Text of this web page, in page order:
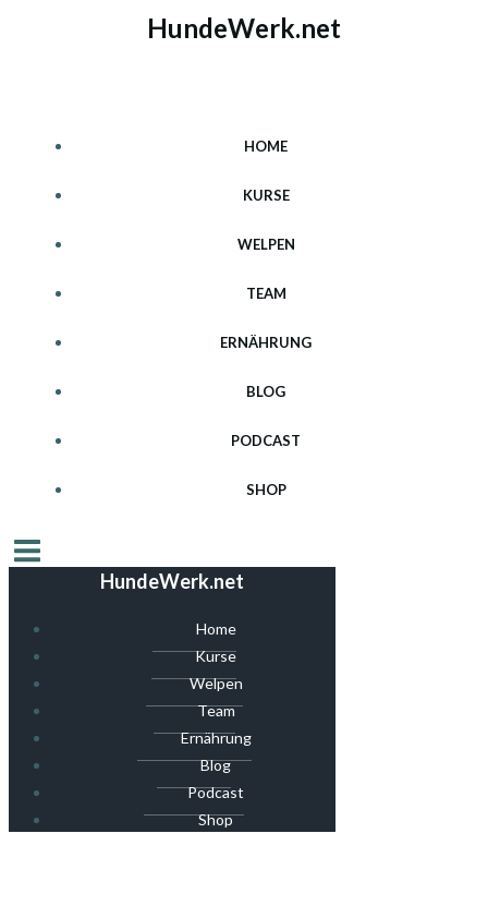
HundeWerk.net
HOME
KURSE
WELPEN
TEAM
ERNÄHRUNG
BLOG
PODCAST
SHOP
HundeWerk.net
Home
Kurse
Welpen
Team
Ernährung
Blog
Podcast
Shop